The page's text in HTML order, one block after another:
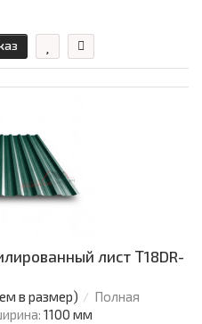
лист Т18DR-
в размер)
Полная
1100 мм